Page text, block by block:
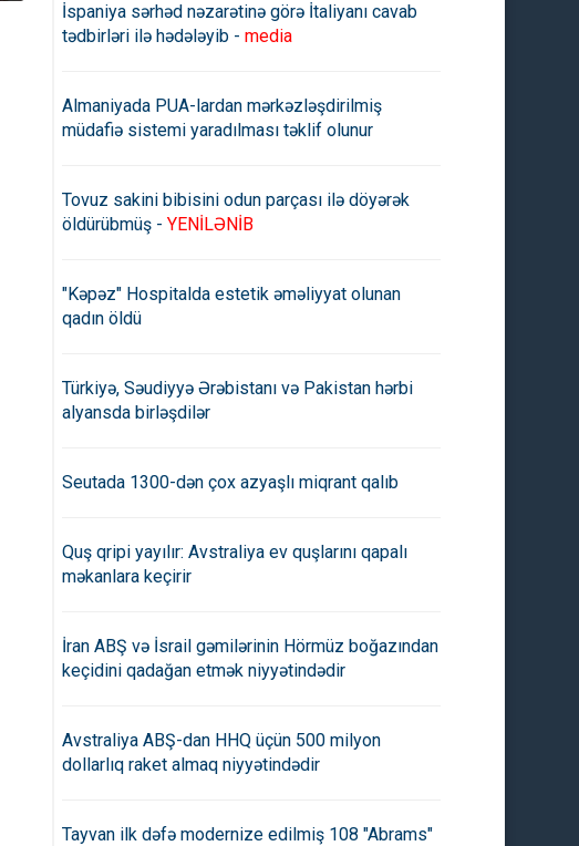
Ərdoğan Rutteni qəbul edib
İspaniya sərhəd nəzarətinə görə İtaliyanı cavab
tədbirləri ilə hədələyib - media
Almaniyada PUA-lardan mərkəzləşdirilmiş
müdafiə sistemi yaradılması təklif olunur
Tovuz sakini bibisini odun parçası ilə döyərək
öldürübmüş - YENİLƏNİB
"Kəpəz" Hospitalda estetik əməliyyat olunan
qadın öldü
Türkiyə, Səudiyyə Ərəbistanı və Pakistan hərbi
alyansda birləşdilər
Seutada 1300-dən çox azyaşlı miqrant qalıb
Quş qripi yayılır: Avstraliya ev quşlarını qapalı
məkanlara keçirir
İran ABŞ və İsrail gəmilərinin Hörmüz boğazından
keçidini qadağan etmək niyyətindədir
Avstraliya ABŞ-dan HHQ üçün 500 milyon
dollarlıq raket almaq niyyətindədir
Tayvan ilk dəfə modernize edilmiş 108 "Abrams"